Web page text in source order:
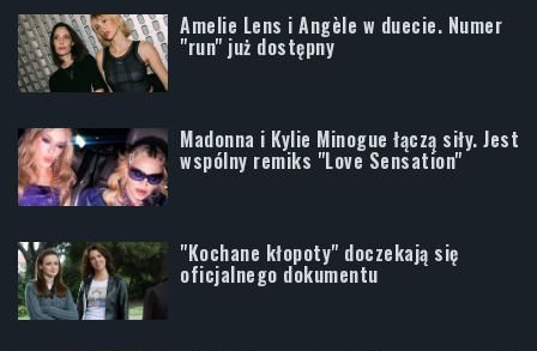
Amelie Lens i Angèle w duecie. Numer
"run" już dostępny
Madonna i Kylie Minogue łączą siły. Jest
wspólny remiks "Love Sensation"
"Kochane kłopoty" doczekają się
oficjalnego dokumentu